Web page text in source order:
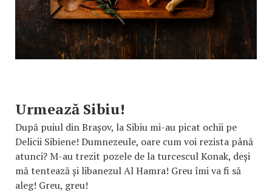
Urmează Sibiu!
După puiul din Brașov, la Sibiu mi-au picat ochii pe
Delicii Sibiene! Dumnezeule, oare cum voi rezista până
atunci? M-au trezit pozele de la turcescul Konak, deși
mă tentează și libanezul Al Hamra! Greu îmi va fi să
aleg! Greu, greu!